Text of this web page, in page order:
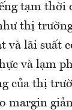
tạm thời
thị
và lãi suất
và lạm
của thị
margin